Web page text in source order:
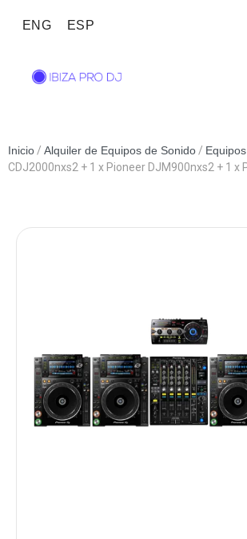
ENG ESP
Inicio / Alquiler de Equipos de Sonido /
CDJ2000nxs2 + 1 x Pioneer DJM900nxs2 + 1 x